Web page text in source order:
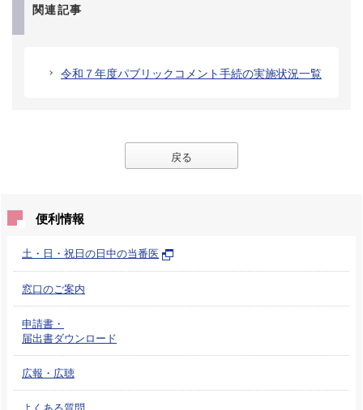
関連記事
令和７年度パブリックコメント手続の実施状況一覧
戻る
便利情報
土・日・祝日の日中の当番医
窓口のご案内
申請書・
届出書ダウンロード
広報・広聴